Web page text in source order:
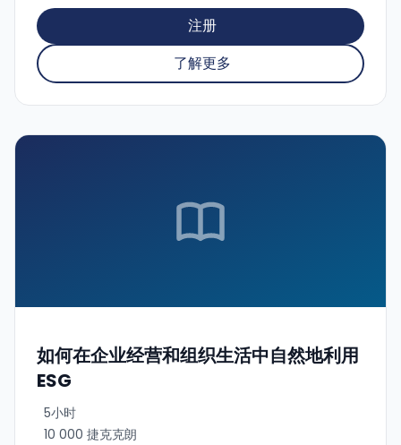
助您了解评估结构并填写问卷。您还将了解如何利
用EcoVadis问卷改进组织内部的流程，如何识别潜
在风险（或相反的优势），以及如何使用EcoVadis
更好地传达贵公司的信息。所有这些都将结合我们
注册
了解更多
如何在企业经营和组织生活中自然地利用
ESG
5小时
10 000 捷克克朗